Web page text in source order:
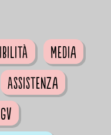
Media
Assistenza